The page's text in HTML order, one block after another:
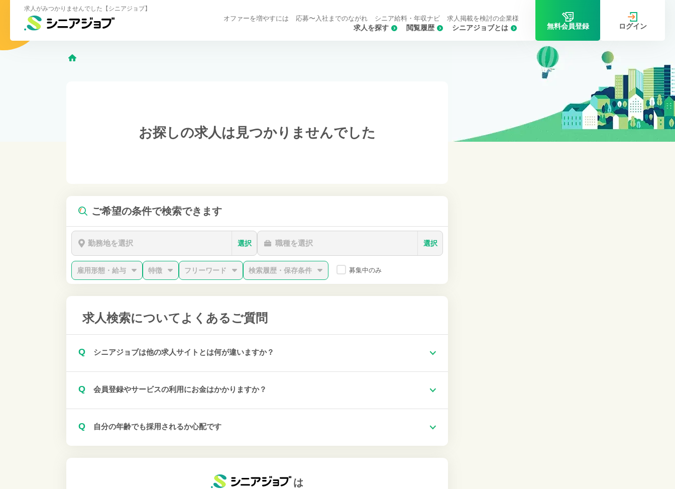
求人がみつかりませんでした【シニアジョブ】
求人を探す シニアジョブとは
閲覧履歴
オファーを増やすには 応募〜入社までのながれ シニア給料・年収ナビ 求人掲載を検討の企業様
無料会員登録 ログイン
お探しの求人は 見つかりませんでした
ご希望の条件で検索できます
勤務地を選択 選択 職種を選択 選択
雇用形態・給与 特徴 フリーワード 検索履歴・保存条件 募集中のみ
求人検索について よくあるご質問
Q シニアジョブは他の求人サイトとは何が違いますか？
Q 会員登録やサービスの利用にお金はかかりますか？
Q 自分の年齢でも採用されるか心配です
は